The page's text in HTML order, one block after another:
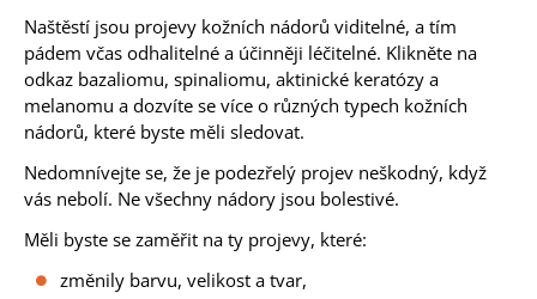
Naštěstí jsou projevy kožních nádorů viditelné, a tím
pádem včas odhalitelné a účinněji léčitelné. Klikněte na
odkaz bazaliomu, spinaliomu, aktinické keratózy a
melanomu a dozvíte se více o různých typech kožních
nádorů, které byste měli sledovat.
Nedomnívejte se, že je podezřelý projev neškodný, když
vás nebolí. Ne všechny nádory jsou bolestivé.
Měli byste se zaměřit na ty projevy, které:
změnily barvu, velikost a tvar,